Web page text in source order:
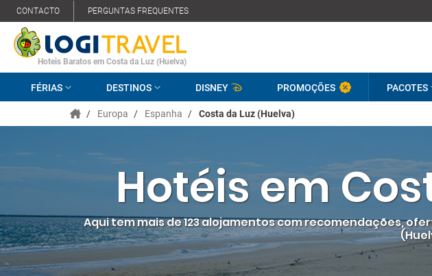
CONTACTO PERGUNTAS FREQUENTES
Hoteis Baratos em Costa da Luz (Huelva)
FÉRIAS DESTINOS DISNEY PROMOÇÕES PACOTES
/ Europa / Espanha / Costa da Luz (Huelva)
Hotéis em
Aqui tem mais de 123 alojamentos com recomendações,